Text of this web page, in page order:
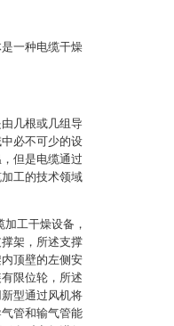
一种电缆干燥
几根或几组导
必不可少的设
但是电缆通过
工的技术领域
工干燥设备，
架，所述支撑
顶壁的左侧安
限位轮，所述
型通过风机将
管和输气管能